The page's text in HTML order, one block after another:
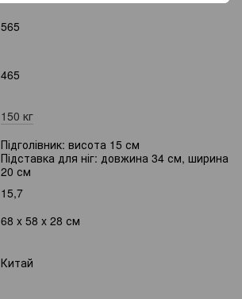
565
465
150 кг
Підголівник: висота 15 см
Підставка для ніг: довжина 34 см, ширина
20 см
15,7
68 x 58 x 28 см
Китай